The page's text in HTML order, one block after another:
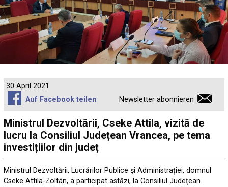
30 April 2021
Auf Facebook teilen
Newsletter abonnieren
Ministrul Dezvoltării, Cseke Attila, vizită de
lucru la Consiliul Județean Vrancea, pe tema
investițiilor din județ
Ministrul Dezvoltării, Lucrărilor Publice și Administrației, domnul
Cseke Attila-Zoltán, a participat astăzi, la Consiliul Județean